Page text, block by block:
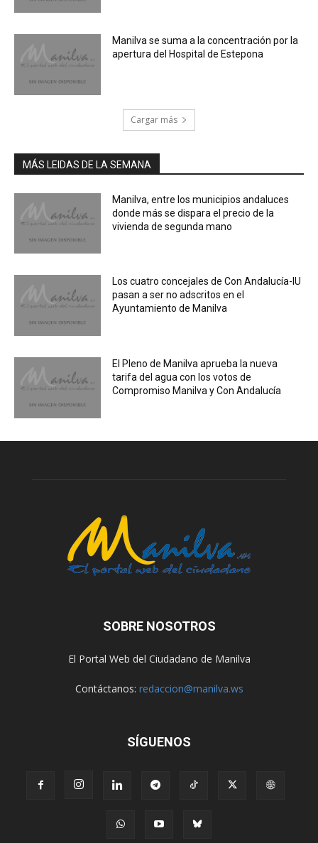
Manilva se suma a la concentración por la
apertura del Hospital de Estepona
Cargar más
MÁS LEIDAS DE LA SEMANA
Manilva, entre los municipios andaluces
donde más se dispara el precio de la
vivienda de segunda mano
Los cuatro concejales de Con Andalucía-IU
pasan a ser no adscritos en el
Ayuntamiento de Manilva
El Pleno de Manilva aprueba la nueva
tarifa del agua con los votos de
Compromiso Manilva y Con Andalucía
SOBRE NOSOTROS
El Portal Web del Ciudadano de Manilva
Contáctanos: redaccion@manilva.ws
SÍGUENOS